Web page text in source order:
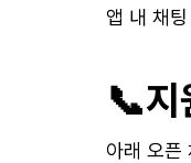
앱 내 채
📞지
아래 오픈